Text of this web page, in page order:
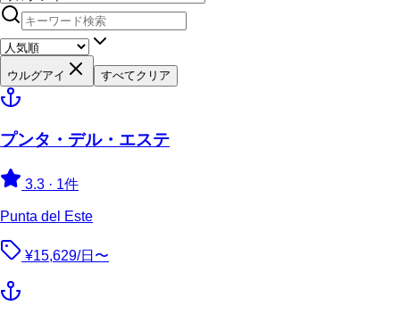
ウルグアイ すべてクリア
プンタ・デル・エステ
3.3 · 1件
Punta del Este
¥15,629/日〜